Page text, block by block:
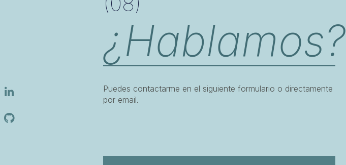
¿Hablamos?
Puedes contactarme en el siguiente formulario o directamente
por email.